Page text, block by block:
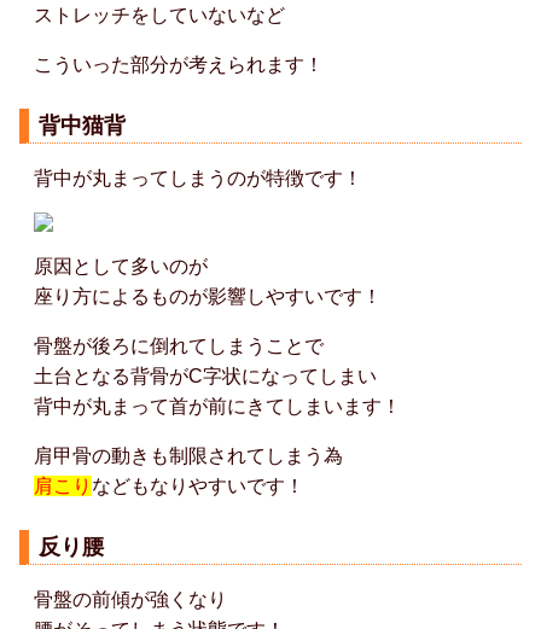
ストレッチをしていないなど
こういった部分が考えられます！
背中猫背
背中が丸まってしまうのが特徴です！
原因として多いのが
座り方によるものが影響しやすいです！
骨盤が後ろに倒れてしまうことで
土台となる背骨がC字状になってしまい
背中が丸まって首が前にきてしまいます！
肩甲骨の動きも制限されてしまう為
肩こり などもなりやすいです！
反り腰
骨盤の前傾が強くなり